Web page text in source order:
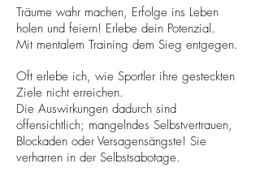
Träume wahr machen, Erfolge ins Leben
holen und feiern! Erlebe dein Potenzial.
Mit mentalem Training dem Sieg entgegen.
Oft erlebe ich, wie Sportler ihre gesteckten
Ziele nicht erreichen.
Die Auswirkungen dadurch sind
offensichtlich; mangelndes Selbstvertrauen,
Blockaden oder Versagensängste! Sie
verharren in der Selbstsabotage.